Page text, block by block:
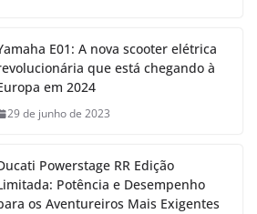
E01: A nova scooter elétrica
que está chegando à
em 2024
29 de junho de 2023
Powerstage RR Edição
Potência e Desempenho
os Aventureiros Mais Exigentes